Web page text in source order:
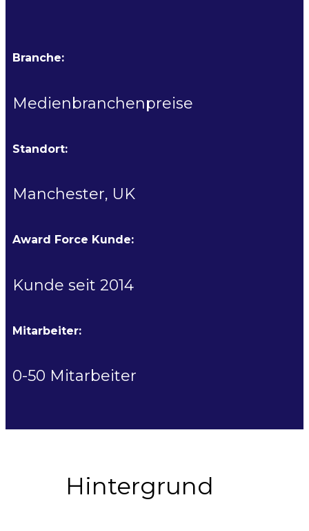
Branche:
Medienbranchenpreise
Standort:
Manchester, UK
Award Force Kunde:
Kunde seit 2014
Mitarbeiter:
0-50 Mitarbeiter
Hintergrund